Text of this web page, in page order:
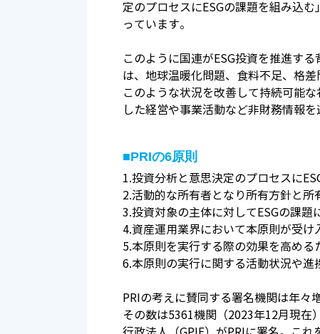
定のプロセスにESGの課題を組み込
っています。
このように国連がESG投資を推進す
は、地球温暖化問題、食料不足、格
このような状況を改善して持続可能
した経営や事業活動など非財務情報
■PRIの6原則
1.投資分析と意思決定のプロセスに
2.活動的な所有者となり所有方針と所
3.投資対象の主体に対してESGの課題
4.資産運用業界において本原則が受
5.本原則を実行する際の効果を高める
6.本原則の実行に関する活動状況や進
PRIの考えに賛同する署名機関は年々
その数は5361機関（2023年12月現